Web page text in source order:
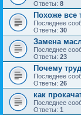
Ответы: 8
Похоже все
Последнее
Ответы: 30
Замена
Последнее
Ответы: 23
Почему
Последнее
Ответы: 26
как
Последнее
Ответы: 1